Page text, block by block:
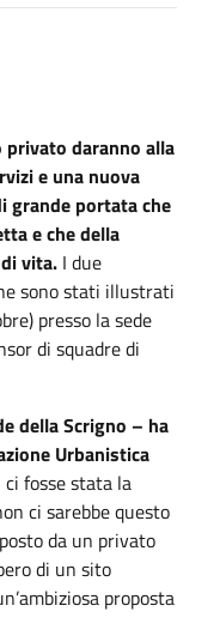
daranno alla
e una nuova
grande portata che
e che della
vita. I due
sono stati illustrati
presso la sede
di squadre di
della Scrigno – ha
Urbanistica
ci fosse stata la
ci sarebbe questo
da un privato
di un sito
proposta